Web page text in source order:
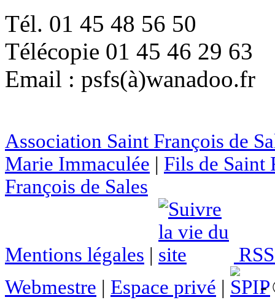
Tél. 01 45 48 56 50
Télécopie 01 45 46 29 63
Email : psfs(à)wanadoo.fr
Association Saint François de
Marie Immaculée | Fils de Saint
François de Sales
Mentions légales |
Webmestre | Espace privé |
-